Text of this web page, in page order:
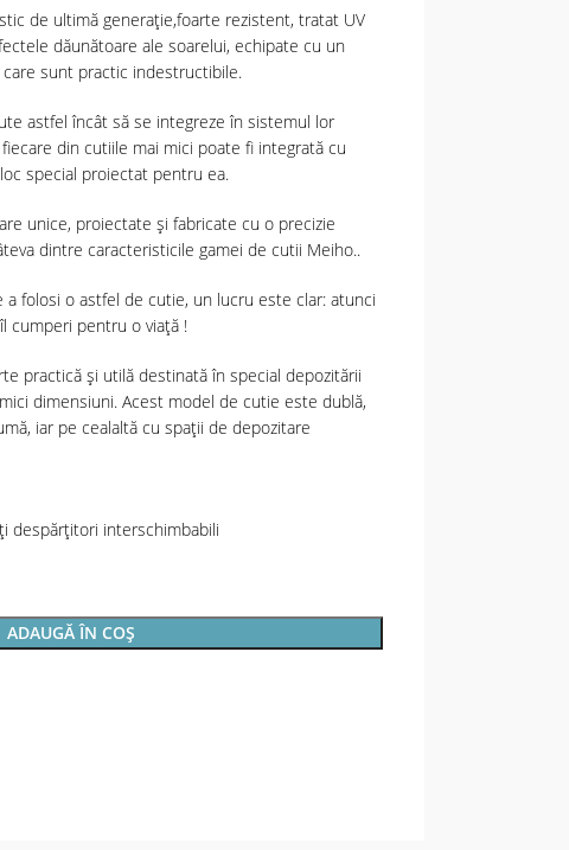
de ultimă generație,foarte rezistent, tratat UV
dăunătoare ale soarelui, echipate cu un
sunt practic indestructibile.
astfel încât să se integreze în sistemul lor
din cutiile mai mici poate fi integrată cu
special proiectat pentru ea.
unice, proiectate și fabricate cu o precizie
dintre caracteristicile gamei de cutii Meiho..
a folosi o astfel de cutie, un lucru este clar: atunci
cumperi pentru o viață !
practică și utilă destinată în special depozitării
dimensiuni. Acest model de cutie este dublă,
iar pe cealaltă cu spații de depozitare
despărțitori interschimbabili
ADAUGĂ ÎN COȘ